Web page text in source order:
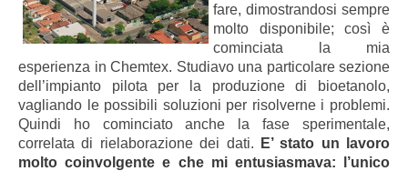
fare, dimostrandosi sempre
molto disponibile; così è
cominciata la mia
esperienza in Chemtex. Studiavo una particolare sezione
dell’impianto pilota per la produzione di bioetanolo,
vagliando le possibili soluzioni per risolverne i problemi.
Quindi ho cominciato anche la fase sperimentale,
correlata di rielaborazione dei dati.
E’ stato un lavoro
molto coinvolgente e che mi entusiasmava: l’unico